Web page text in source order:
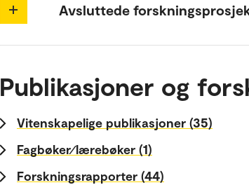
Avsluttede
Publikasjoner og
Vitenskapelige publikasjoner (35)
Fagbøker⁄lærebøker (1)
Forskningsrapporter (44)